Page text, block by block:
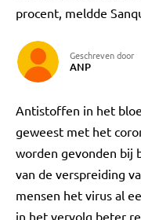
procent, meldde
Geschreven door
ANP
Antistoffen in het
geweest met het
worden gevonden bij
van de verspreiding
mensen het virus al
in het vervolg beter